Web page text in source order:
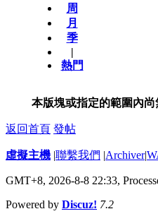
周
月
季
|
熱門
本版塊或指定的範圍內尚
返回首頁 發帖
虛擬主機 |聯繫我們 |Archiver|
GMT+8, 2026-8-8 22:33,
Powered by Discuz! 7.2